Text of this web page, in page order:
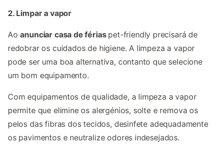
2. Limpar a vapor
Aoanunciar casa de férias pet-friendly precisará de
redobrar os cuidados de higiene. A limpeza a vapor
pode ser uma boa alternativa, contanto que selecione
um bom equipamento.
Com equipamentos de qualidade, a limpeza a vapor
permite que elimine os alergénios, solte e remova os
pelos das fibras dos tecidos, desinfete adequadamente
os pavimentos e neutralize odores indesejados.